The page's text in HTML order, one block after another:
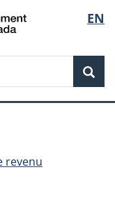
de
la
EN
revenu